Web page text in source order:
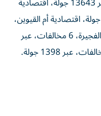
رأس الخيمة، 57 مخالفة، عبر 361 جولة، اقتصادية أم القيوين،
16 مخالفة، عبر 2952 جولة، بلدية الفجيرة، 6 مخالفات، عبر